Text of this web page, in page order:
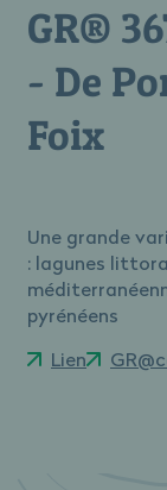
GR®
- De
Foix
Une grande
: lagunes
pyrénéens
Lien